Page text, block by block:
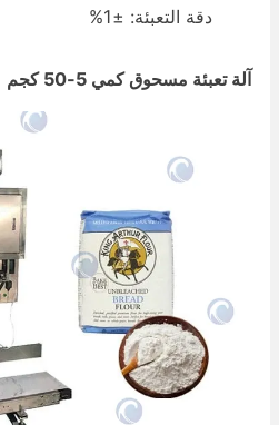
دقة التعبئة: ±1%
آلة تعبئة مسحوق كمي 5-50 كجم